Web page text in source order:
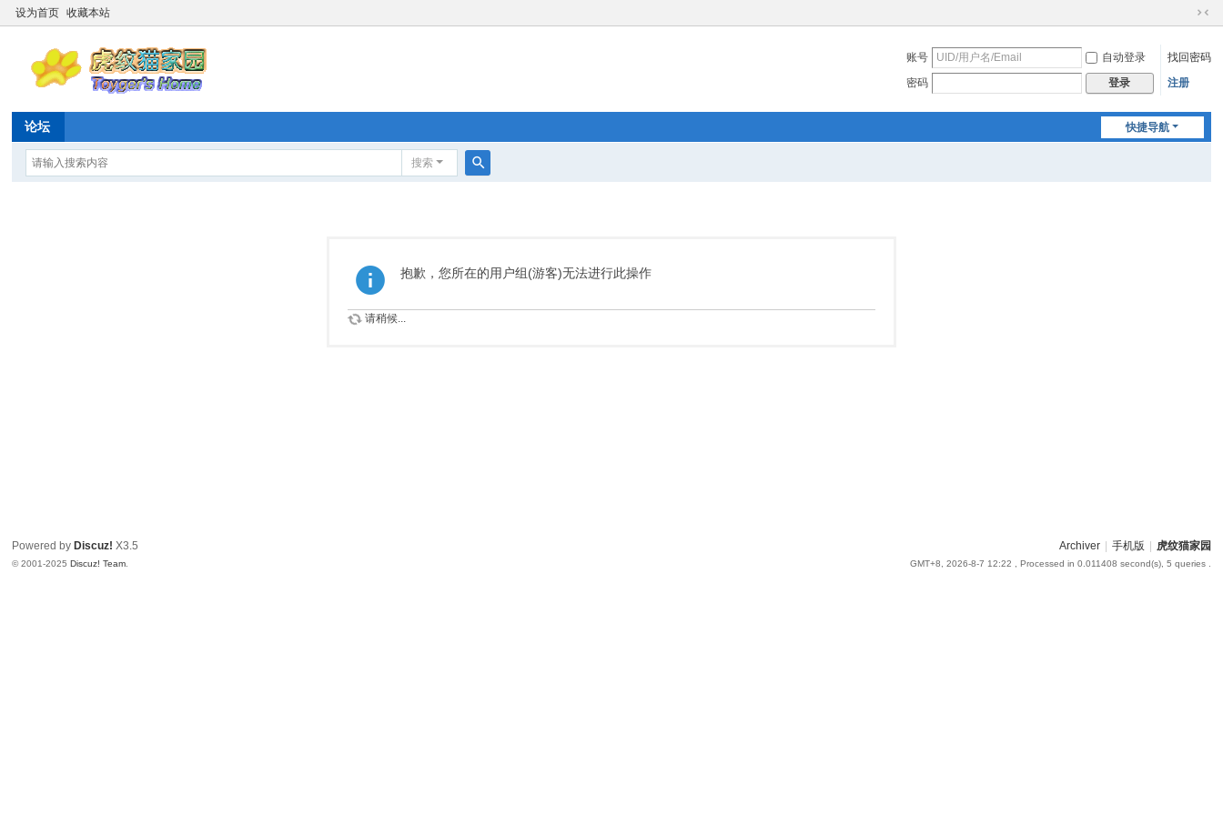
设为首页 收藏本站
切
到
账号 自动登录
找回密码
密码
登录 注册
快捷导航
论坛
搜索
抱歉，您所在的用户组(游客)无法进行此操作
请稍候...
Archiver 手机版 虎纹猫家园
GMT+8, 2026-8-7 12:22 , Processed in 0.011408 second(s), 5 queries .
Powered by Discuz! X3.5
© 2001-2025Discuz! Team